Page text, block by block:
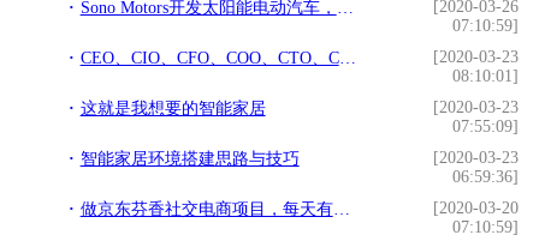
Sono Motors开发太阳能电动汽车，每天可提供34KM续航
[2020-03-26
07:10:59]
CEO、CIO、CFO、COO、CTO、CKO、CMO都是什么职能？
[2020-03-23
08:10:01]
这就是我想要的智能家居
[2020-03-23
07:55:09]
智能家居环境搭建思路与技巧
[2020-03-23
06:59:36]
做京东芬香社交电商项目，每天有多少收入？
[2020-03-20
07:10:59]